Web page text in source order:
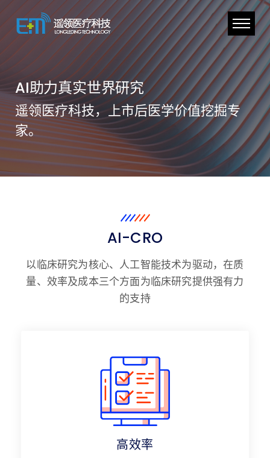
AI助力真实世界研究
遥领医疗科技，上市后医学价值挖掘专
家。
AI-CRO
以临床研究为核心、人工智能技术为驱动，在质
量、效率及成本三个方面为临床研究提供强有力
的支持
高效率